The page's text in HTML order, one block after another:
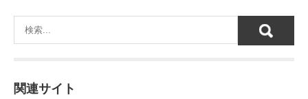
c
e
o
e
k
e
C
h
ail
関連サイト